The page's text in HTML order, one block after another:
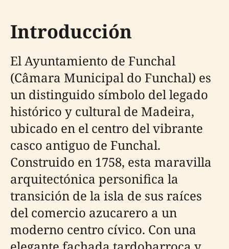
Introducción
El Ayuntamiento de Funchal
(Câmara Municipal do Funchal) es
un distinguido símbolo del legado
histórico y cultural de Madeira,
ubicado en el centro del vibrante
casco antiguo de Funchal.
Construido en 1758, esta maravilla
arquitectónica personifica la
transición de la isla de sus raíces
del comercio azucarero a un
moderno centro cívico. Con una